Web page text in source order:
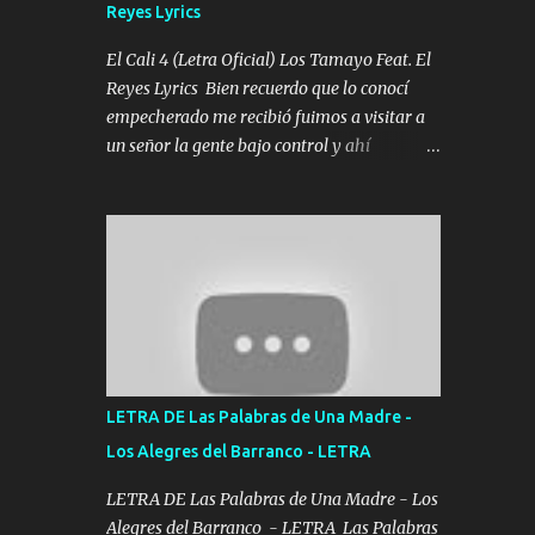
Tomense un buen trago Y así es como
empezamos los versos que voy cantando
(Music) A vido alta y bajas La carreta se
atora Pero nunca le aflojamos Ya me han
pasado cosas Y aunque ustedes no sepan
es...
Reyes Lyrics
El Cali 4 (Letra Oficial) Los Tamayo Feat. El
Reyes Lyrics Bien recuerdo que lo conocí
empecherado me recibió fuimos a visitar a
un señor la gente bajo control y ahí
reglas no secuestr0 no r0bar De La C giró la
orden nos comanda el doble P bien firmes
con Alto PRIETO y la camisa es color Verde y
peleam0s la Bandera por todita a la ciudad
con los drones patrullando la Frontera De
blancas ya hace falta mi APA FLACO verde
se le extraña pa que sepan Aquí Pura GENTE
DE LA RANA 🐸 POR CLAVE ES EL CALI 4
LETRA DE Las Palabras de Una Madre -
Los Alegres del Barranco - LETRA
LETRA DE Las Palabras de Una Madre - Los
Alegres del Barranco - LETRA Las Palabras